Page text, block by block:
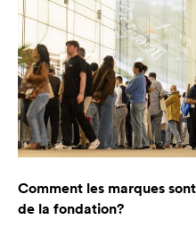
Comment les marques
de la fondation?